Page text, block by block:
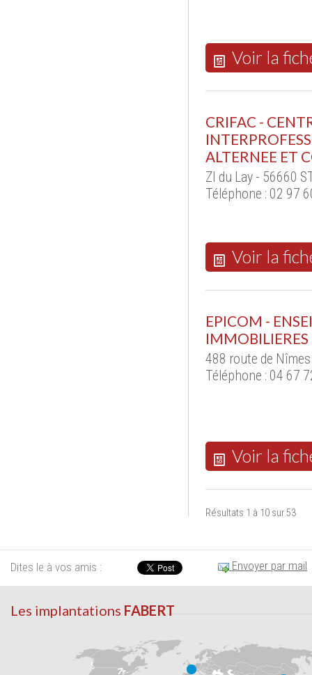
Voir la
CRIFAC -
ALTERNEE ET
ZI du Lay - 56660
Téléphone : 02 97
Voir la
EPICOM -
488 route de Nîmes
Téléphone : 04 67
Voir la
Résultats 1 à 10 sur 53
Dites le à vos amis : Envoyer par mail
Les implantations FABERT